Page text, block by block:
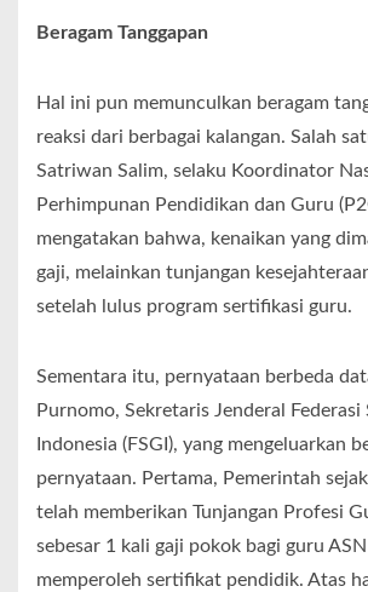
Beragam Tanggapan
Hal ini pun memunculkan beragam
reaksi dari berbagai kalangan. Salah
Satriwan Salim, selaku Koordinator
Perhimpunan Pendidikan dan Guru
mengatakan bahwa, kenaikan yang
gaji, melainkan tunjangan
setelah lulus program sertifikasi guru.
Sementara itu, pernyataan berbeda
Purnomo, Sekretaris Jenderal
Indonesia (FSGI), yang mengeluarkan
pernyataan. Pertama, Pemerintah
telah memberikan Tunjangan Profesi
sebesar 1 kali gaji pokok bagi guru
memperoleh sertifikat pendidik. Atas